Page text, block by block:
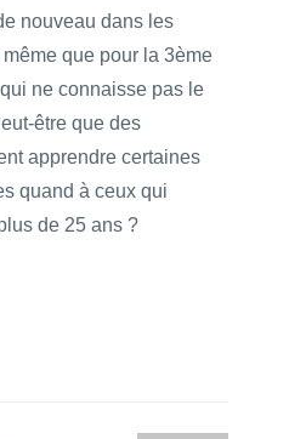
nouveau dans les
que pour la 3ème
ne connaisse pas le
être que des
apprendre certaines
quand à ceux qui
de 25 ans ?